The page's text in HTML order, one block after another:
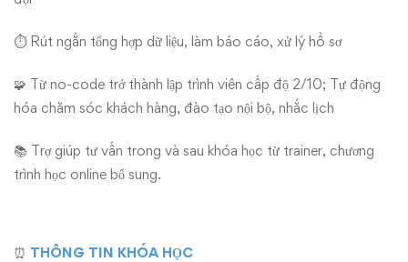
HÀNG
NGÀY
⏱ Rút ngắn tổng hợp dữ liệu, làm báo cáo, xử lý hồ sơ
🧩 Từ no-code trở thành lập trình viên cấp độ 2/10; Tự động
hóa chăm sóc khách hàng, đào tạo nội bộ, nhắc lịch
📚 Trợ giúp tư vấn trong và sau khóa học từ trainer, chương
trình học online bổ sung.
⏰ THÔNG TIN KHÓA HỌC